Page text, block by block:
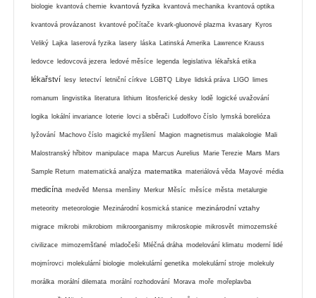
biologie kvantová chemie kvantová fyzika kvantová mechanika kvantová optika
kvantová provázanost kvantové počítače kvark-gluonové plazma kvasary Kyros
Veliký Lajka laserová fyzika lasery láska Latinská Amerika Lawrence Krauss
ledovce ledovcová jezera ledové měsíce legenda legislativa lékařská etika
lékařství lesy letectví letniční církve LGBTQ Libye lidská práva LIGO limes
romanum lingvistika literatura lithium litosferické desky lodě logické uvažování
logika lokální invariance loterie lovci a sběrači Ludolfovo číslo lymská borelióza
lyžování Machovo číslo magické myšlení Magion magnetismus malakologie Mali
Malostranský hřbitov manipulace mapa Marcus Aurelius Marie Terezie Mars Mars
Sample Return matematická analýza matematika materiálová věda Mayové média
medicína medvěd Mensa menšiny Merkur Měsíc měsíce města metalurgie
meteority meteorologie Mezinárodní kosmická stanice mezinárodní vztahy
migrace mikrobi mikrobiom mikroorganismy mikroskopie mikrosvět mimozemské
civilizace mimozemšťané mladočeši Mléčná dráha modelování klimatu moderní lidé
mojmírovci molekulární biologie molekulární genetika molekulární stroje molekuly
morálka morální dilemata morální rozhodování Morava moře mořeplavba